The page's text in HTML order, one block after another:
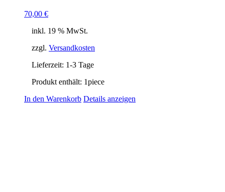
70,00 €
inkl. 19 % MwSt.
zzgl. Versandkosten
Lieferzeit: 1-3 Tage
Produkt enthält: 1piece
In den Warenkorb Details anzeigen